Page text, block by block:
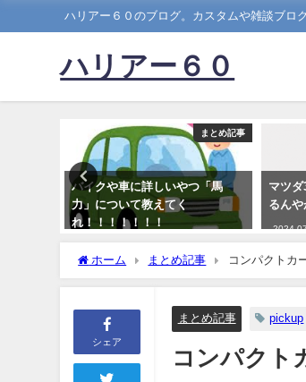
ハリアー６０のブログ。カスタムや雑談ブログ
ハリアー６０
まとめ記事
バイクや車に詳しいやつ「馬
力」について教えてく
れ！！！！！！！
マツ
るんや
2024-
ホーム まとめ記事 コンパクトカ
シェア
まとめ記事 pickup
コンパクト